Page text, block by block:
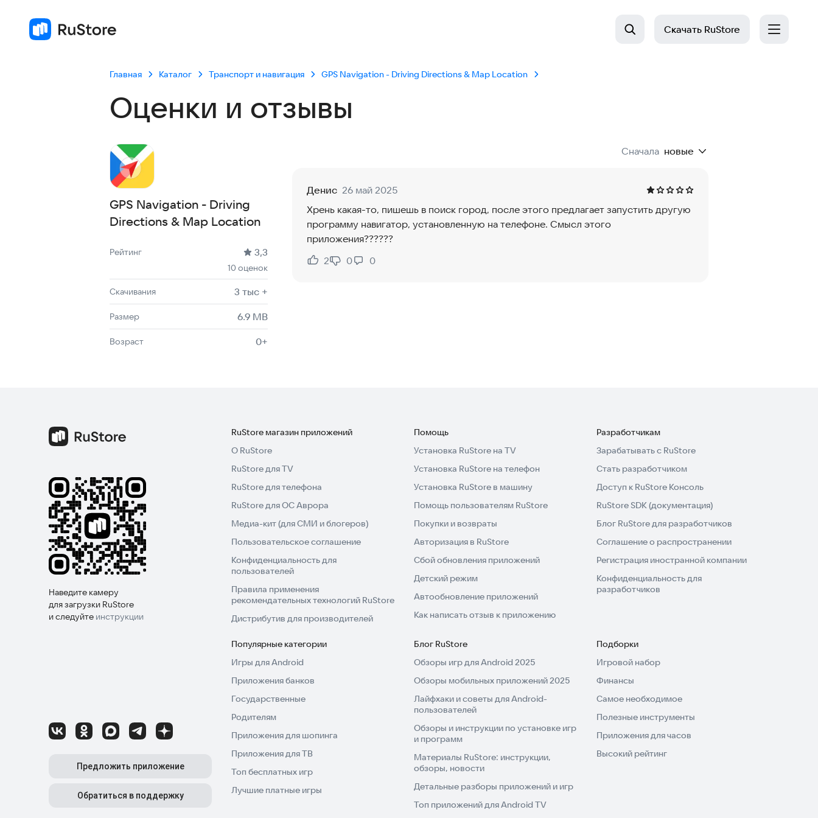
Скачать RuStore
Главная Каталог Транспорт и навигация GPS Navigation - Driving Directions & Map Location
Оценки и отзывы
GPS Navigation - Driving
Directions & Map Location
Рейтинг: 3,3, 10 оценок
Скачиваний: 3 тыс +
Размер файла: 6.9 MB
Возрастное ограничение: 6.9 MB
Рейтинг 3,3
10 оценок
Скачивания 3 тыс +
Размер 6.9 MB
Возраст 0+
Сначала новые
Денис 26 май 2025
Хрень какая-то, пишешь в поиск город, после этого предлагает запустить другую
программу навигатор, установленную на телефоне. Смысл этого
приложения??????
Нравится:
2
Не нравится:
0 0
Наведите камеру
для загрузки RuStore
и следуйте инструкции
Предложить приложение
Обратиться в поддержку
RuStore магазин приложений
О RuStore
RuStore для TV
RuStore для телефона
RuStore для ОС Аврора
Медиа-кит (для СМИ и блогеров)
Пользовательское соглашение
Конфиденциальность для
пользователей
Правила применения
рекомендательных технологий RuStore
Дистрибутив для производителей
Помощь
Установка RuStore на TV
Установка RuStore на телефон
Установка RuStore в машину
Помощь пользователям RuStore
Покупки и возвраты
Авторизация в RuStore
Сбой обновления приложений
Детский режим
Автообновление приложений
Как написать отзыв к приложению
Разработчикам
Зарабатывать с RuStore
Стать разработчиком
Доступ к RuStore Консоль
RuStore SDK (документация)
Блог RuStore для разработчиков
Соглашение о распространении
Регистрация иностранной компании
Конфиденциальность для
разработчиков
Популярные категории
Игры для Android
Приложения банков
Государственные
Родителям
Приложения для шопинга
Приложения для ТВ
Топ бесплатных игр
Лучшие платные игры
Блог RuStore
Обзоры игр для Android 2025
Обзоры мобильных приложений 2025
Лайфхаки и советы для Android-
пользователей
Обзоры и инструкции по установке игр
и программ
Материалы RuStore: инструкции,
обзоры, новости
Детальные разборы приложений и игр
Топ приложений для Android TV
Подборки
Игровой набор
Финансы
Самое необходимое
Полезные инструменты
Приложения для часов
Высокий рейтинг